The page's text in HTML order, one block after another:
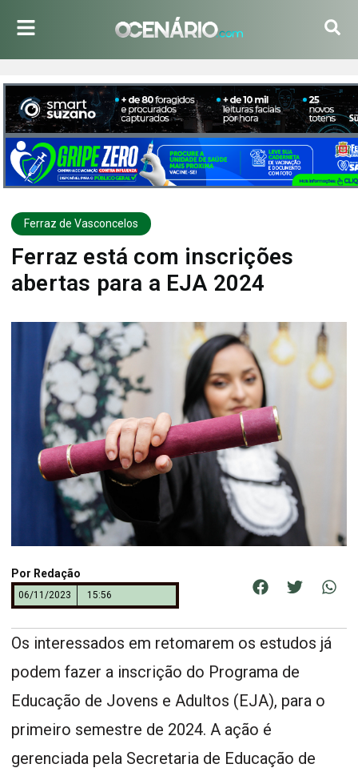
Ferraz de Vasconcelos
Ferraz está com inscrições
abertas para a EJA 2024
Por Redação
06/11/2023 15:56
Os interessados em retomarem os estudos já
podem fazer a inscrição do Programa de
Educação de Jovens e Adultos (EJA), para o
primeiro semestre de 2024. A ação é
gerenciada pela Secretaria de Educação de